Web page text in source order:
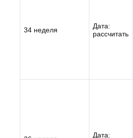
34 неделя
Дата:
рассчитать
Дата: